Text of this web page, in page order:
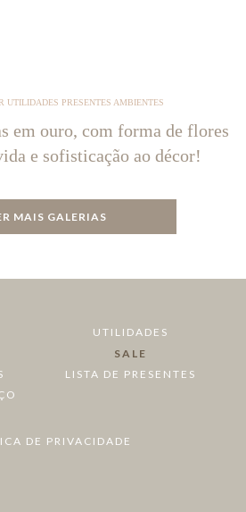
UTILIDADES PRESENTES AMBIENTES
em ouro, com forma de flores
e sofisticação ao décor!
MAIS GALERIAS
UTILIDADES
SALE
LISTA DE PRESENTES
DE PRIVACIDADE